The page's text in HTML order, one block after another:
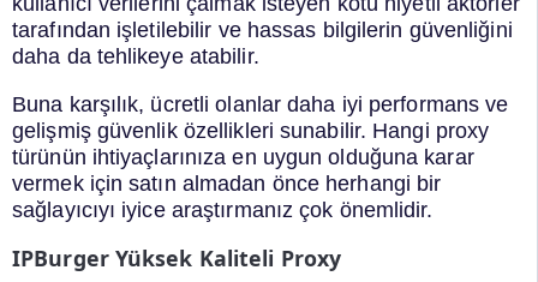
tarafından işletilebilir ve hassas bilgilerin güvenliğini
daha da tehlikeye atabilir.
Buna karşılık, ücretli olanlar daha iyi performans ve
gelişmiş güvenlik özellikleri sunabilir. Hangi proxy
türünün ihtiyaçlarınıza en uygun olduğuna karar
vermek için satın almadan önce herhangi bir
sağlayıcıyı iyice araştırmanız çok önemlidir.
IPBurger Yüksek Kaliteli Proxy